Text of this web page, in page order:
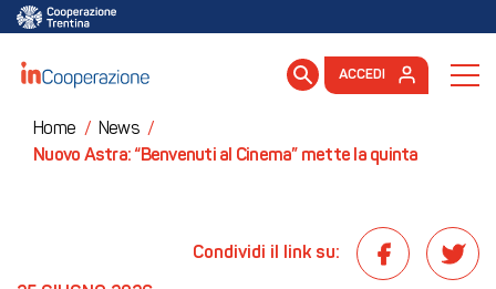
ACCEDI
Home / News /
Nuovo Astra: “Benvenuti al Cinema” mette la quinta
Condividi il link su: